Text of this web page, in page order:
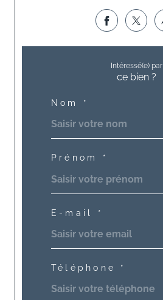
Intéressé(e) par
ce bien ?
Nom *
Prénom *
E-mail *
Téléphone *